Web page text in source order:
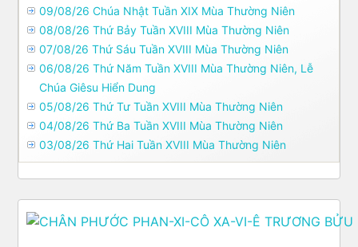
09/08/26 Chúa Nhật Tuần XIX Mùa Thường Niên
08/08/26 Thứ Bảy Tuần XVIII Mùa Thường Niên
07/08/26 Thứ Sáu Tuần XVIII Mùa Thường Niên
06/08/26 Thứ Năm Tuần XVIII Mùa Thường Niên, Lễ
Chúa Giêsu Hiển Dung
05/08/26 Thứ Tư Tuần XVIII Mùa Thường Niên
04/08/26 Thứ Ba Tuần XVIII Mùa Thường Niên
03/08/26 Thứ Hai Tuần XVIII Mùa Thường Niên